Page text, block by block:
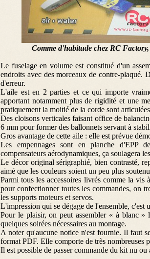
Comme d'habitude chez RC
Le fuselage en volume est constitué d'un
endroits avec des morceaux de contre-plaqué.
d'erreur.
L'aile est en 2 parties et ce qui importe
apportant notamment plus de rigidité et une
pratiquement la moitié de la corde sont
Des cloisons verticales faisant office de
6 mm pour former des ballonnets servant à
Gros avantage de cette aile : elle est prévue
Les empennages sont en planche d'EPP
compensateurs aérodynamiques, ça soulagera
Le décor original sérigraphié, bien contrasté,
aimé que les couleurs soient un peu plus
Parmi tous les accessoires livrés comme la vis
pour confectionner toutes les commandes, on
les supports moteurs et servos.
L'impression qui se dégage de l'ensemble, c'est
Pour le plaisir, on peut assembler « à blanc
quelques soirées nécessaires au montage.
A noter qu'aucune notice n'est fournie. Il faut
format PDF. Elle comporte de très nombreuses
Il est possible de passer commande du kit nu